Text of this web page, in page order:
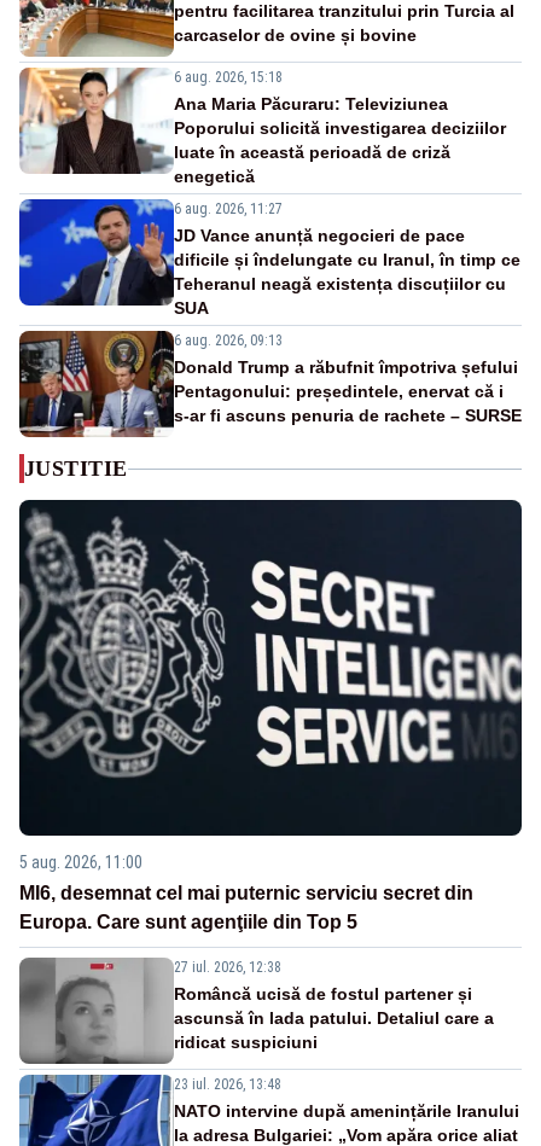
pentru facilitarea tranzitului prin Turcia al
carcaselor de ovine și bovine
6 aug. 2026, 15:18
Ana Maria Păcuraru: Televiziunea
Poporului solicită investigarea deciziilor
luate în această perioadă de criză
enegetică
6 aug. 2026, 11:27
JD Vance anunță negocieri de pace
dificile și îndelungate cu Iranul, în timp ce
Teheranul neagă existența discuțiilor cu
SUA
6 aug. 2026, 09:13
Donald Trump a răbufnit împotriva șefului
Pentagonului: președintele, enervat că i
s-ar fi ascuns penuria de rachete – SURSE
JUSTITIE
5 aug. 2026, 11:00
MI6, desemnat cel mai puternic serviciu secret din
Europa. Care sunt agenţiile din Top 5
27 iul. 2026, 12:38
Româncă ucisă de fostul partener și
ascunsă în lada patului. Detaliul care a
ridicat suspiciuni
23 iul. 2026, 13:48
NATO intervine după amenințările Iranului
la adresa Bulgariei: „Vom apăra orice aliat